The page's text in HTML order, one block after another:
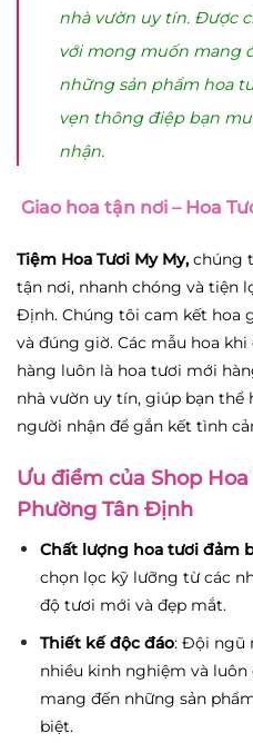
nhà vườn uy tín. Được
với mong muốn mang
những sản phẩm hoa
vẹn thông điệp bạn
nhận.
Giao hoa tận nơi – Hoa
Tiệm Hoa Tươi My My, chúng
tận nơi, nhanh chóng và tiện
Định. Chúng tôi cam kết hoa
và đúng giờ. Các mẫu hoa
hàng luôn là hoa tươi mới
nhà vườn uy tín, giúp bạn thể
người nhận để gắn kết tình
Ưu điểm của Shop
Phường Tân Định
Chất lượng hoa tươi đảm
chọn lọc kỹ lưỡng từ các
độ tươi mới và đẹp mắt.
Thiết kế độc đáo: Đội ngũ
nhiều kinh nghiệm và
mang đến những sản
biệt.